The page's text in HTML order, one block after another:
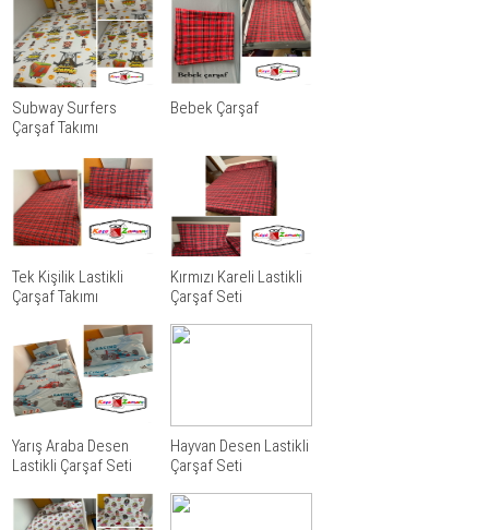
Subway Surfers
Çarşaf Takımı
Bebek Çarşaf
Tek Kişilik Lastikli
Çarşaf Takımı
Kırmızı Kareli Lastikli
Çarşaf Seti
Yarış Araba Desen
Lastikli Çarşaf Seti
Hayvan Desen Lastikli
Çarşaf Seti